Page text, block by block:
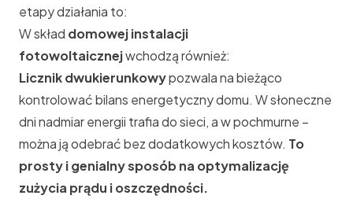
etapy działania to:
W skład domowej instalacji
fotowoltaicznejwchodzą również:
Licznik dwukierunkowypozwala na bieżąco
kontrolować bilans energetyczny domu. W słoneczne
dni nadmiar energii trafia do sieci, a w pochmurne –
można ją odebrać bez dodatkowych kosztów. To
prosty i genialny sposób na optymalizację
zużycia prądu i oszczędności.